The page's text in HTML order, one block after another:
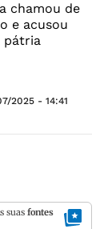
chamou de
e acusou
pátria
2025 - 14:41
suas fontes